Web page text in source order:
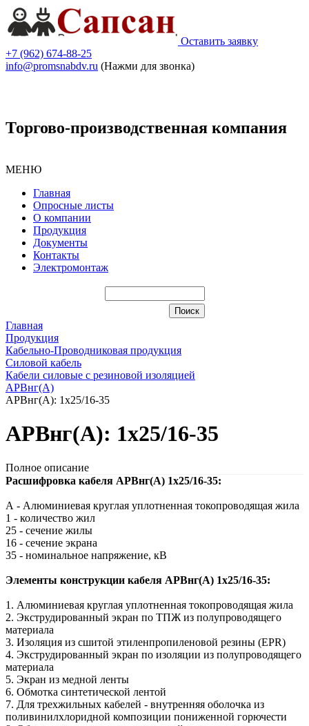
Оставить заявку
+7 (962) 674-88-25
info@promsnabdv.ru (Нажми для звонка)
Торгово-производственная компания
МЕНЮ
Главная
Опросные листы
О компании
Продукция
Документы
Контакты
Электромонтаж
Главная
Продукция
Кабельно-Проводниковая продукция
Силовой кабель
Кабели силовые с резиновой изоляцией
АРВнг(A)
АРВнг(A): 1х25/16-35
АРВнг(A): 1х25/16-35
Полное описание
Расшифровка кабеля АРВнг(A) 1х25/16-35:
А - Алюминиевая круглая уплотненная токопроводящая жила
1 - количество жил
25 - сечение жилы
16 - сечение экрана
35 - номинальное напряжение, кВ
Элементы конструкции кабеля АРВнг(A) 1х25/16-35:
1. Алюминиевая круглая уплотненная токопроводящая жила
2. Экструдированный экран по ТПЖ из полупроводящего
материала
3. Изоляция из сшитой этиленпропиленовой резины (EPR)
4. Экструдированный экран по изоляции из полупроводящего
материала
5. Экран из медной ленты
6. Обмотка синтетической лентой
7. Для трехжильных кабелей - внутренняя оболочка из
поливинилхлоридной композиции пониженной горючести